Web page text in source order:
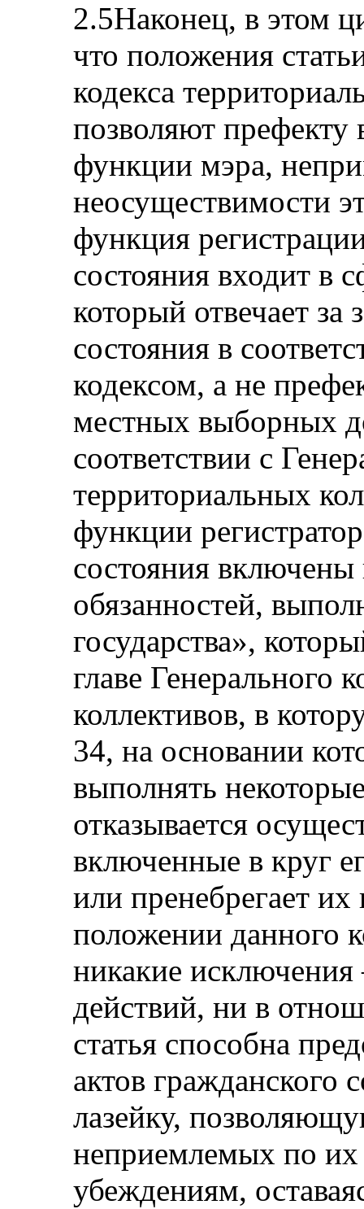
2.5Наконец, в этом
что положения
кодекса
позволяют префекту
функции мэра,
неосуществимости
функция
состояния входит в
который отвечает за
состояния в
кодексом, а не
местных выборных
соответствии с
территориальных
функции
состояния
обязанностей,
государства»,
главе Генерального
коллективов, в
34, на основании
выполнять
отказывается
включенные в круг
или пренебрегает
положении данного
никакие
действий, ни в
статья способна
актов гражданского
лазейку,
неприемлемых по
убеждениям,